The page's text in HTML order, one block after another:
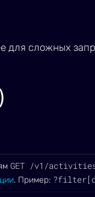
для сложных
GET /v1/
. Пример: